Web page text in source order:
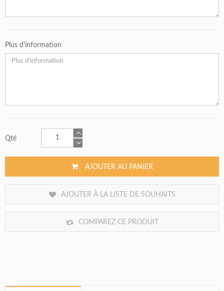
Plus d'information
Qté
AJOUTER AU PANIER
AJOUTER À LA LISTE DE SOUHAITS
COMPAREZ CE PRODUIT